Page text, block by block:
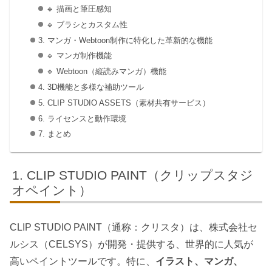
🔹 描画と筆圧感知
🔹 ブラシとカスタム性
3. マンガ・Webtoon制作に特化した革新的な機能
🔹 マンガ制作機能
🔹 Webtoon（縦読みマンガ）機能
4. 3D機能と多様な補助ツール
5. CLIP STUDIO ASSETS（素材共有サービス）
6. ライセンスと動作環境
7. まとめ
CLIP STUDIO PAINT（クリップスタジ
オペイント）
CLIP STUDIO PAINT（通称：クリスタ）は、株式会社セ
ルシス（CELSYS）が開発・提供する、世界的に人気が
高いペイントツールです。特に、 イラスト、マンガ、